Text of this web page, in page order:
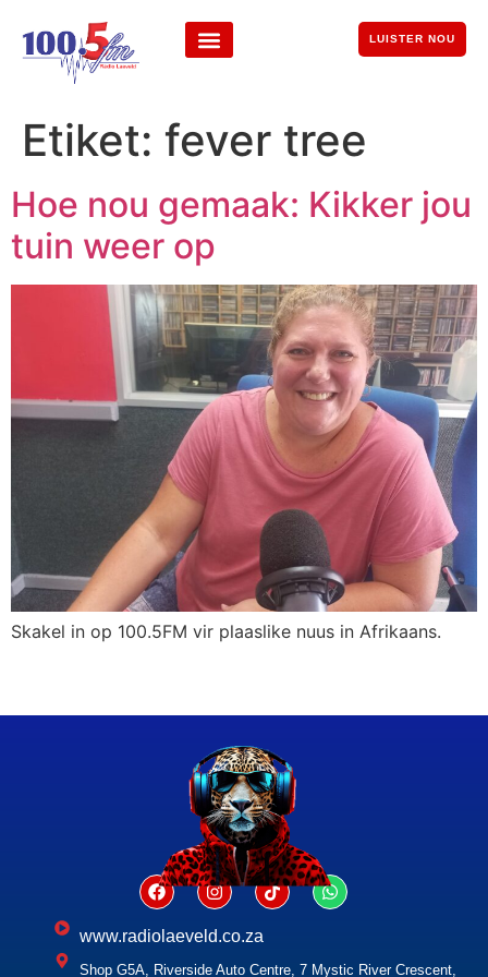
LUISTER NOU
Etiket: fever tree
Hoe nou gemaak: Kikker jou
tuin weer op
Skakel in op 100.5FM vir plaaslike nuus in Afrikaans.
www.radiolaeveld.co.za
Shop G5A, Riverside Auto Centre, 7 Mystic River Crescent,